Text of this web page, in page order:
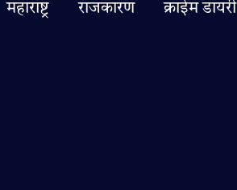
महाराष्ट्र राजकारण क्राईम डायरी